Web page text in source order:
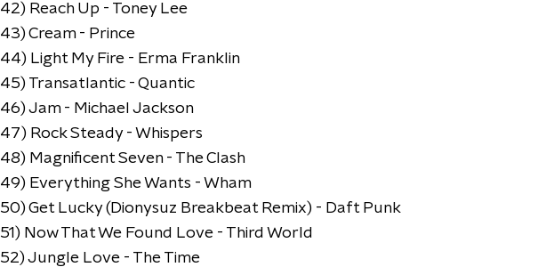
42) Reach Up - Toney Lee
43) Cream - Prince
44) Light My Fire - Erma Franklin
45) Transatlantic - Quantic
46) Jam - Michael Jackson
47) Rock Steady - Whispers
48) Magnificent Seven - The Clash
49) Everything She Wants - Wham
50) Get Lucky (Dionysuz Breakbeat Remix) - Daft Punk
51) Now That We Found Love - Third World
52) Jungle Love - The Time